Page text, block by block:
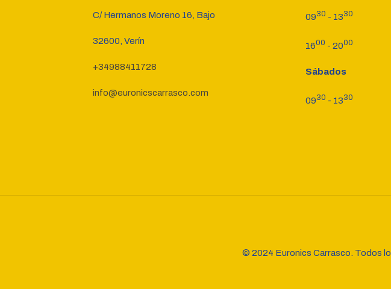
C/ Hermanos Moreno 16, Bajo
32600, Verín
+34988411728
info@euronicscarrasco.com
0930 - 1330
1600 - 2000
Sábados
0930 - 1330
© 2024 Euronics Carrasco. Todos